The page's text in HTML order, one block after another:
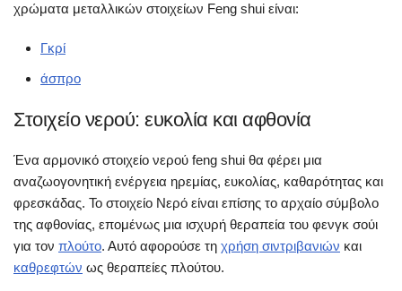
χρώματα μεταλλικών στοιχείων Feng shui είναι:
Γκρί
άσπρο
Στοιχείο νερού: ευκολία και αφθονία
Ένα αρμονικό στοιχείο νερού feng shui θα φέρει μια
αναζωογονητική ενέργεια ηρεμίας, ευκολίας, καθαρότητας και
φρεσκάδας. Το στοιχείο Νερό είναι επίσης το αρχαίο σύμβολο
της αφθονίας, επομένως μια ισχυρή θεραπεία του φενγκ σούι
για τον πλούτο. Αυτό αφορούσε τη χρήση σιντριβανιών και
καθρεφτών ως θεραπείες πλούτου.